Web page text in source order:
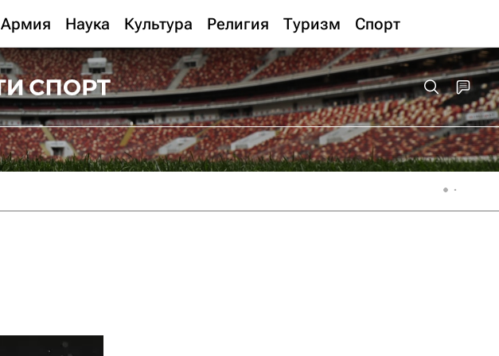
Армия Наука Культура Религия Туризм Спорт